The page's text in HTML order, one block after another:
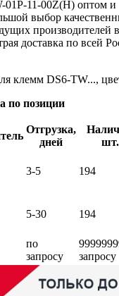
11-00Z(H) оптом и
выбор
производителей
доставка по всей
клемм DS6-TW...,
по позиции
Отгрузка,
дней
шт.
3-5 194
5-30 194
по
запросу
запросу